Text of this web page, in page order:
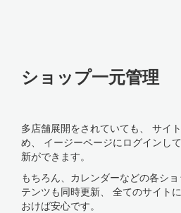
ショップ一元管理
多店舗展開をされていても、 サイ
め、 イージーページにログインし
新ができます。
もちろん、カレンダーなどの各シ
テンツも同時更新、 全てのサイト
おけば安心です。